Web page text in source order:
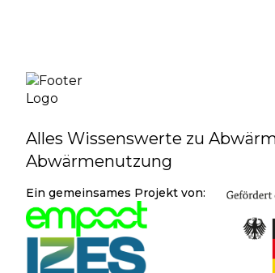
Alles Wissenswerte zu
Abwärmenutzung
Ein gemeinsames Projekt von: